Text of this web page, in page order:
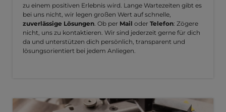
zu einem positiven Erlebnis wird. Lange Wartezeiten gibt es
bei uns nicht, wir legen großen Wert auf schnelle,
zuverlässige Lösungen . Ob per Mail oder Telefon: Zögere
nicht, uns zu kontaktieren. Wir sind jederzeit gerne für dich
da und unterstützen dich persönlich, transparent und
lösungsorientiert bei jedem Anliegen.